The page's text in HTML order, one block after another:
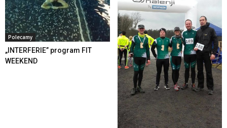
Polecamy
„INTERFERIE” program FIT
WEEKEND